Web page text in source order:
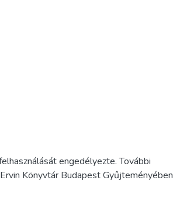
engedélyezte. További
Könyvtár Budapest Gyűjteményében